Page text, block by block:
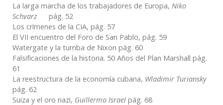
La larga marcha de los trabajadores de Europa, Niko
Schvarzpág. 52
Los crímenes de la CIA, pág. 57
El VII encuentro del Foro de San Pablo, pág. 59
Watergate y la tumba de Nixon pág. 60
Falsificaciones de la historia. 50 Años del Plan Marshall pág.
61
La reestructura de la economía cubana, Wladimir Turiansky
pág. 62
Suiza y el oro nazi, Guillermo Israel pág. 68